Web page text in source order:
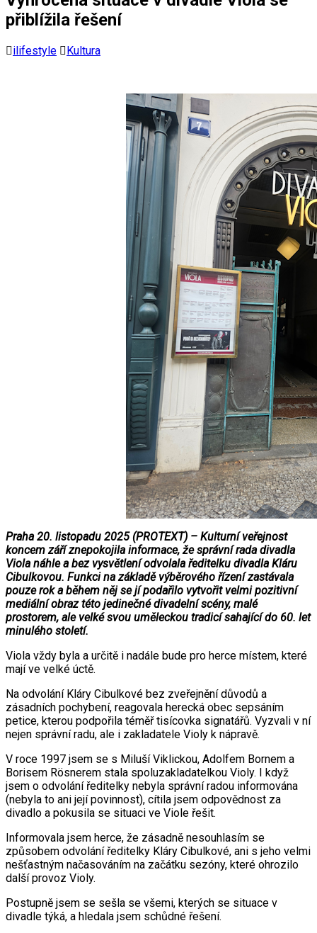
přiblížila řešení
ilifestyle Kultura
Praha 20. listopadu 2025 (PROTEXT) – Kulturní veřejnost
koncem září znepokojila informace, že správní rada divadla
Viola náhle a bez vysvětlení odvolala ředitelku divadla Kláru
Cibulkovou. Funkci na základě výběrového řízení zastávala
pouze rok a během něj se jí podařilo vytvořit velmi pozitivní
mediální obraz této jedinečné divadelní scény, malé
prostorem, ale velké svou uměleckou tradicí sahající do 60. let
minulého století.
Viola vždy byla a určitě i nadále bude pro herce místem, které
mají ve velké úctě.
Na odvolání Kláry Cibulkové bez zveřejnění důvodů a
zásadních pochybení, reagovala herecká obec sepsáním
petice, kterou podpořila téměř tisícovka signatářů. Vyzvali v ní
nejen správní radu, ale i zakladatele Violy k nápravě.
V roce 1997 jsem se s Miluší Viklickou, Adolfem Bornem a
Borisem Rösnerem stala spoluzakladatelkou Violy. I když
jsem o odvolání ředitelky nebyla správní radou informována
(nebyla to ani její povinnost), cítila jsem odpovědnost za
divadlo a pokusila se situaci ve Viole řešit.
Informovala jsem herce, že zásadně nesouhlasím se
způsobem odvolání ředitelky Kláry Cibulkové, ani s jeho velmi
nešťastným načasováním na začátku sezóny, které ohrozilo
další provoz Violy.
Postupně jsem se sešla se všemi, kterých se situace v
divadle týká, a hledala jsem schůdné řešení.